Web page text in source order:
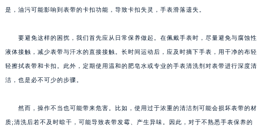
是，油污可能影响到表带的卡扣功能，导致卡扣失灵，手表滑落遗失。
要避免这样的困扰，我们首先应从日常保养做起。在佩戴手表时，尽量避免与腐蚀性
液体接触，减少表带与汗水的直接接触。长时间运动后，应及时摘下手表，用干净的布轻
轻擦拭表带和卡扣。此外，定期使用温和的肥皂水或专业的手表清洗剂对表带进行深度清
洁，也是必不可少的步骤。
然而，操作不当也可能带来危害。比如，使用过于浓重的清洁剂可能会损坏表带的材
质;清洗后若不及时晾干，可能导致表带发霉、产生异味。因此，对于不熟悉手表保养的